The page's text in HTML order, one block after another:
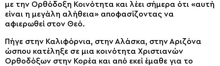
με την Ορθόδοξη Κοινότητα και λέει σήμερα ότι «αυτή
είναι η μεγάλη αλήθεια» αποφασίζοντας να
αφιερωθεί στον Θεό.
Πήγε στην Καλιφόρνια, στην Αλάσκα, στην Αριζόνα
ώσπου κατέληξε σε μια κοινότητα Χριστιανών
Ορθοδόξων στην Κορέα και από εκεί έμαθε για το